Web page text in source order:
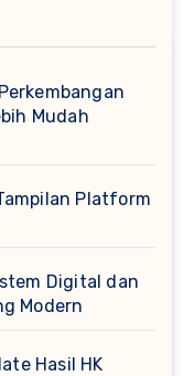
Mudah
Platform
Digital dan
Modern
Hasil HK